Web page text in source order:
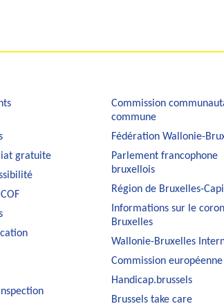
gratuite
Commission
commune
Fédération Wallonie-
Parlement francophone
bruxellois
Région de Bruxelles-
Informations sur le
Bruxelles
Wallonie-Bruxelles
Commission européenne
Handicap.brussels
Brussels take care